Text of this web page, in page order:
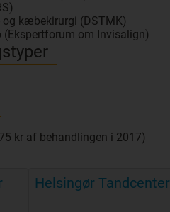
og kæbekirurgi (DSTMK)
om Invisalign)
kr af behandlingen i 2017)
Helsingør Tandcenter